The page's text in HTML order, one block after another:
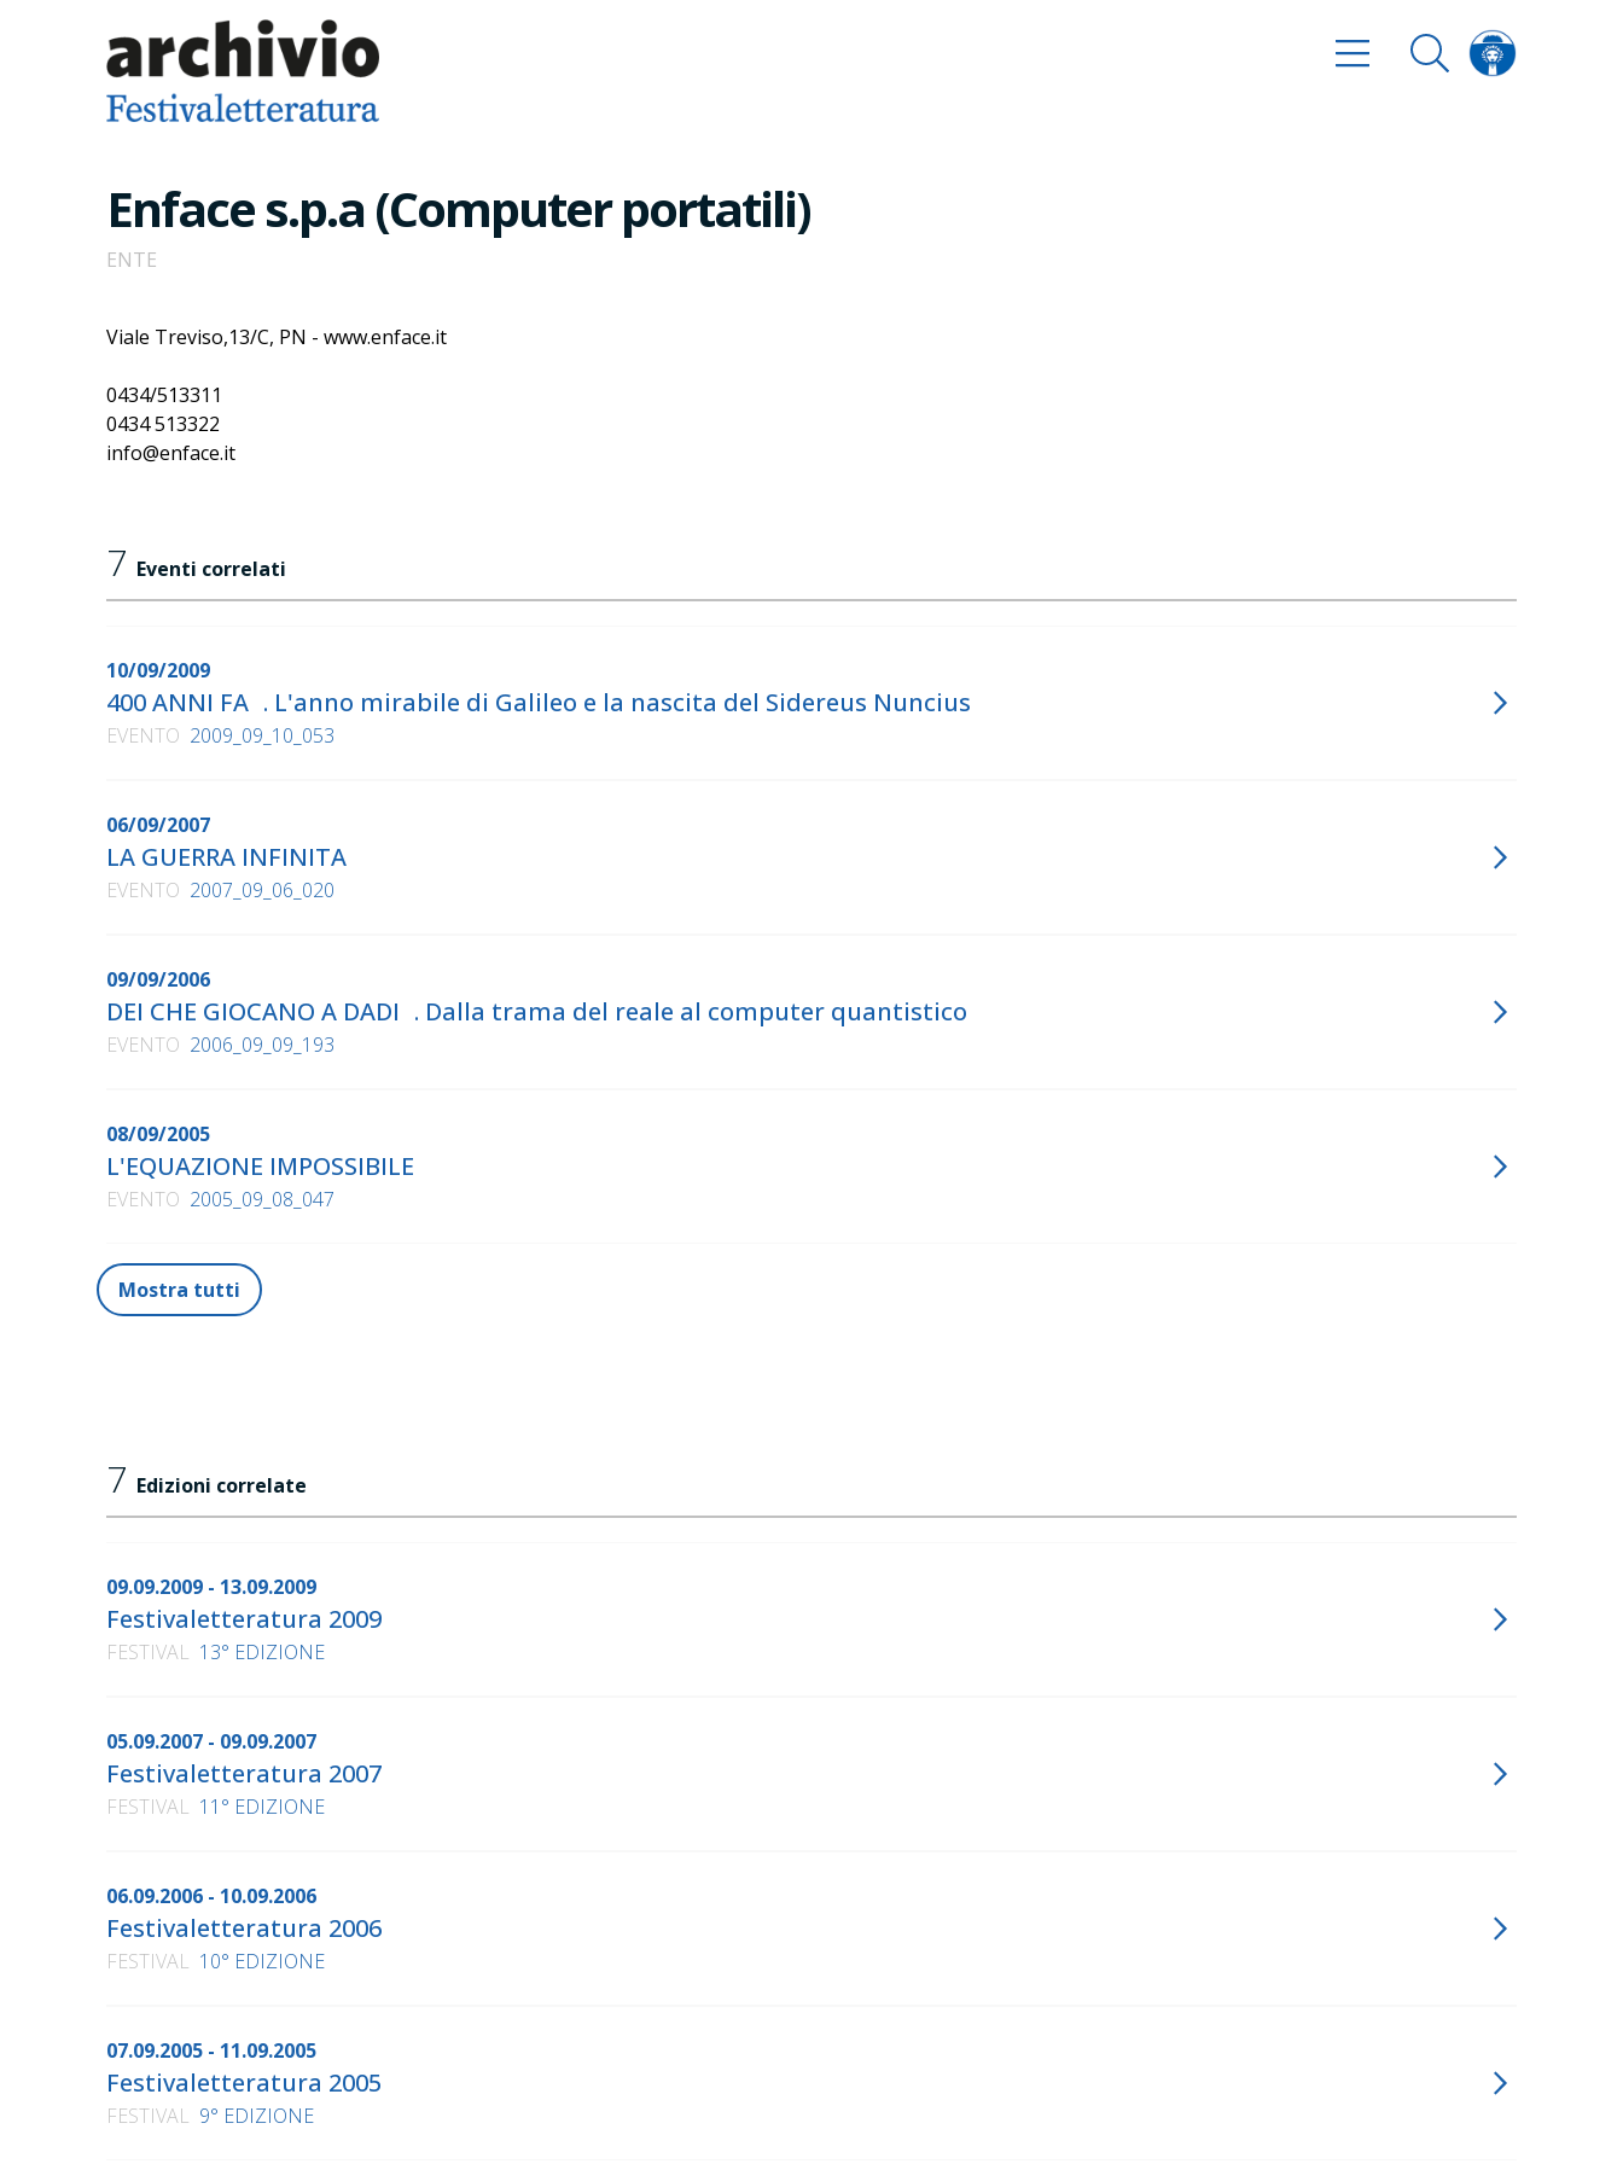
Enface s.p.a (Computer portatili)
ENTE
Viale Treviso,13/C, PN - www.enface.it
0434/513311
0434 513322
info@enface.it
7 Eventi correlati
10/09/2009
400 ANNI FA . L'anno mirabile di Galileo e la nascita del Sidereus Nuncius
EVENTO 2009_09_10_053
06/09/2007
LA GUERRA INFINITA
EVENTO 2007_09_06_020
09/09/2006
DEI CHE GIOCANO A DADI . Dalla trama del reale al computer quantistico
EVENTO 2006_09_09_193
08/09/2005
L'EQUAZIONE IMPOSSIBILE
EVENTO 2005_09_08_047
Mostra tutti
7 Edizioni correlate
09.09.2009 - 13.09.2009
Festivaletteratura 2009
FESTIVAL 13° EDIZIONE
05.09.2007 - 09.09.2007
Festivaletteratura 2007
FESTIVAL 11° EDIZIONE
06.09.2006 - 10.09.2006
Festivaletteratura 2006
FESTIVAL 10° EDIZIONE
07.09.2005 - 11.09.2005
Festivaletteratura 2005
FESTIVAL 9° EDIZIONE